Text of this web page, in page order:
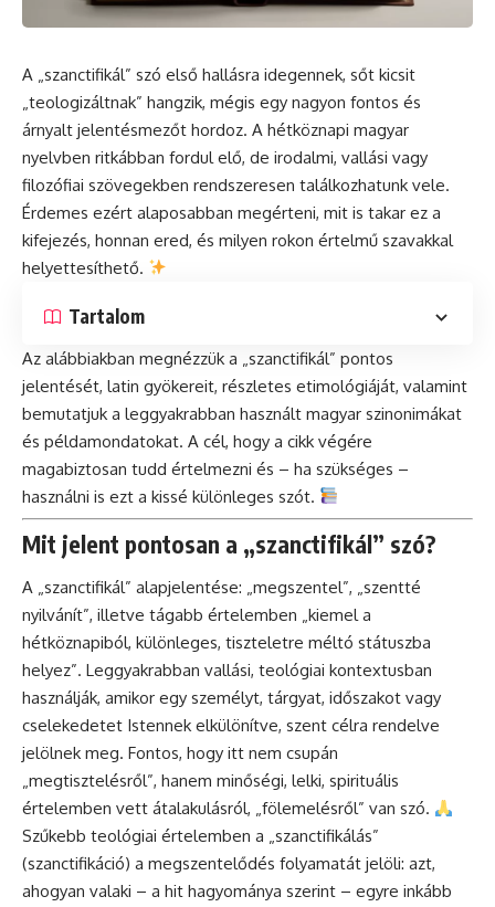
A „szanctifikál” szó első hallásra idegennek, sőt kicsit
„teologizáltnak” hangzik, mégis egy nagyon fontos és
árnyalt jelentésmezőt hordoz. A hétköznapi magyar
nyelvben ritkábban fordul elő, de irodalmi, vallási vagy
filozófiai szövegekben rendszeresen találkozhatunk vele.
Érdemes ezért alaposabban megérteni, mit is takar ez a
kifejezés, honnan ered, és milyen rokon értelmű szavakkal
helyettesíthető.
Tartalom
Az alábbiakban megnézzük a „szanctifikál” pontos
jelentését, latin gyökereit, részletes etimológiáját, valamint
bemutatjuk a leggyakrabban használt magyar szinonimákat
és példamondatokat. A cél, hogy a cikk végére
magabiztosan tudd értelmezni és – ha szükséges –
használni is ezt a kissé különleges szót.
Mit jelent pontosan a „szanctifikál” szó?
A „szanctifikál” alapjelentése: „megszentel”, „szentté
nyilvánít”, illetve tágabb értelemben „kiemel a
hétköznapiból, különleges, tiszteletre méltó státuszba
helyez”. Leggyakrabban vallási, teológiai kontextusban
használják, amikor egy személyt, tárgyat, időszakot vagy
cselekedetet Istennek elkülönítve, szent célra rendelve
jelölnek meg. Fontos, hogy itt nem csupán
„megtisztelésről”, hanem minőségi, lelki, spirituális
értelemben vett átalakulásról, „fölemelésről” van szó.
Szűkebb teológiai értelemben a „szanctifikálás”
(szanctifikáció) a megszentelődés folyamatát jelöli: azt,
ahogyan valaki – a hit hagyománya szerint – egyre inkább